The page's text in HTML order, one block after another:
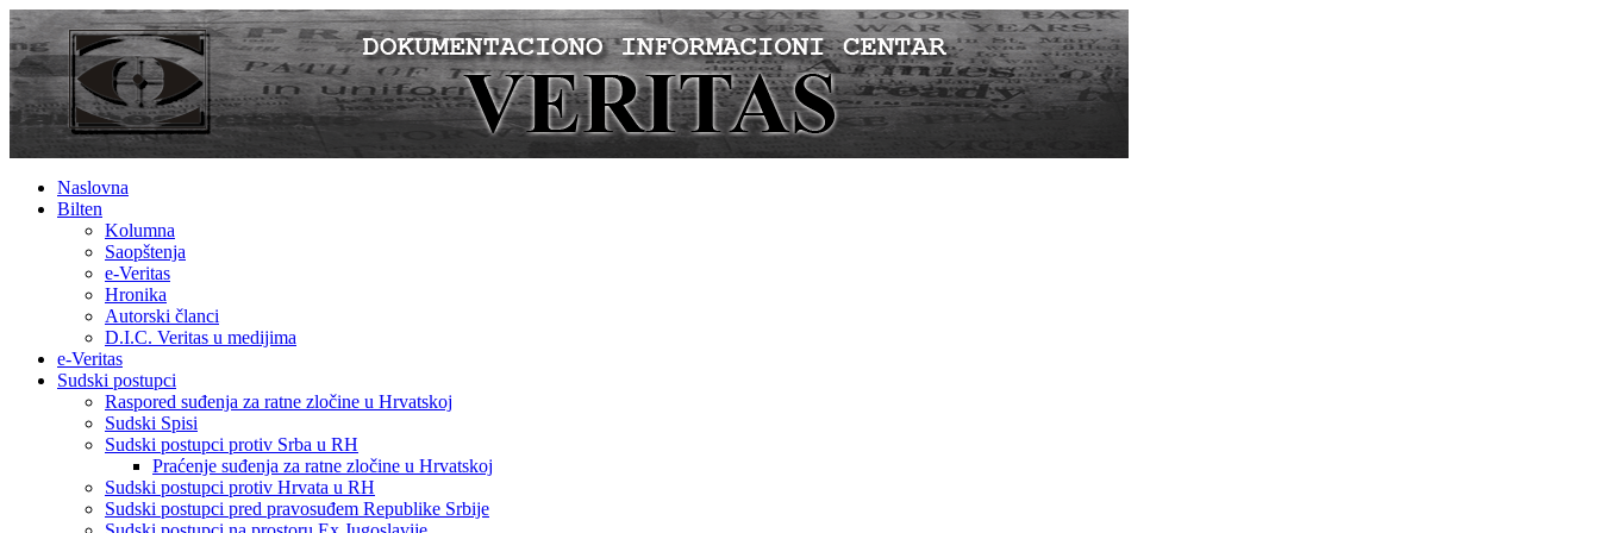
Naslovna
Bilten
Kolumna
Saopštenja
e-Veritas
Hronika
Autorski članci
D.I.C. Veritas u medijima
e-Veritas
Sudski postupci
Raspored suđenja za ratne zločine u Hrvatskoj
Sudski Spisi
Sudski postupci protiv Srba u RH
Praćenje suđenja za ratne zločine u Hrvatskoj
Sudski postupci protiv Hrvata u RH
Sudski postupci pred pravosuđem Republike Srbije